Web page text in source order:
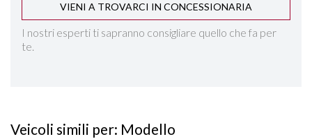
LANE ASSIST
PARK ASSIST
VIENI A TROVARCI IN CONCESSIONARIA
I nostri esperti ti sapranno consigliare quello che fa per
te.
Veicoli simili per: Modello